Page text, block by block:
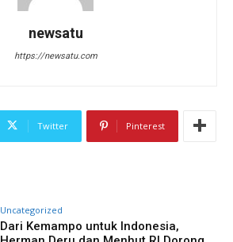
newsatu
https://newsatu.com
Twitter Pinterest
Uncategorized
Dari Kemampo untuk Indonesia,